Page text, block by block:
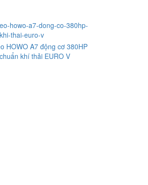
HOWO A7 động cơ 380HP
khí thải EURO V